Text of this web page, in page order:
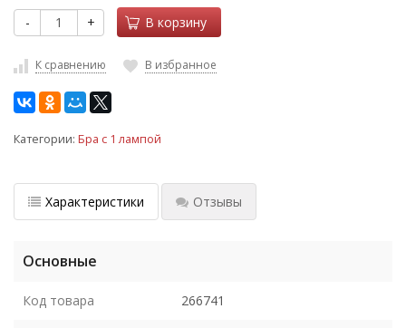
- + В корзину
К сравнению В избранное
Категории: Бра с 1 лампой
Характеристики Отзывы
Основные
Код товара 266741